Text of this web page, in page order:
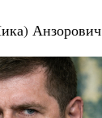
Анзорович